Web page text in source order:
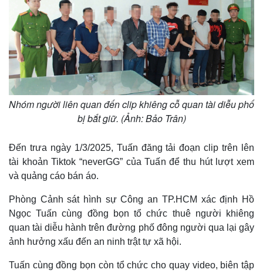
Pháp luật
Vụ án
Tin nóng
Quân sự - Quốc phòng
Vũ khí
Nhóm người liên quan đến clip khiêng cỗ quan tài diễu phố
bị bắt giữ. (Ảnh: Bảo Trân)
Đến trưa ngày 1/3/2025, Tuấn đăng tải đoạn clip trên lên
tài khoản Tiktok “neverGG” của Tuấn để thu hút lượt xem
và quảng cáo bán áo.
Phòng Cảnh sát hình sự Công an TP.HCM xác định Hồ
Ngọc Tuấn cùng đồng bọn tổ chức thuê người khiêng
quan tài diễu hành trên đường phố đông người qua lại gây
ảnh hưởng xấu đến an ninh trật tự xã hội.
Tuấn cùng đồng bọn còn tổ chức cho quay video, biên tập